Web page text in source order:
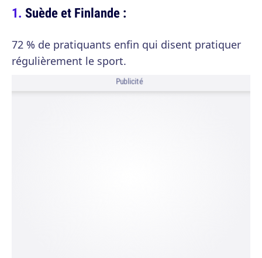
Suède et Finlande :
72 % de pratiquants enfin qui disent pratiquer
régulièrement le sport.
Publicité